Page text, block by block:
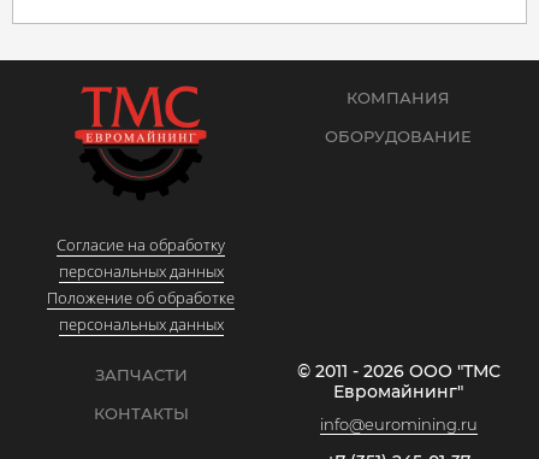
Согласие на обработку
персональных данных
Положение об обработке
персональных данных
КОМПАНИЯ
ОБОРУДОВАНИЕ
ЗАПЧАСТИ
КОНТАКТЫ
© 2011 - 2026 ООО "ТМС
Евромайнинг"
info@euromining.ru